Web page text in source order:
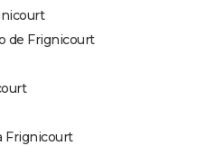
de Frignicourt
Frignicourt